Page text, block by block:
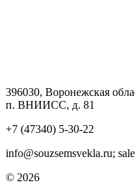
396030, Воронежская
п. ВНИИСС, д. 81
+7 (47340) 5-30-22
info@souzsemsvekla.ru;
© 2026